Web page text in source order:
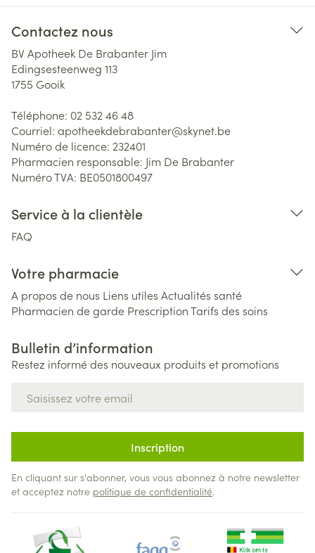
Contactez nous
BV Apotheek De Brabanter Jim
Edingsesteenweg 113
1755 Gooik
Téléphone: 02 532 46 48
Courriel: apotheekdebrabanter@skynet.be
Numéro de licence: 232401
Pharmacien responsable: Jim De Brabanter
Numéro TVA: BE0501800497
Service à la clientèle
FAQ
Votre pharmacie
A propos de nous Liens utiles Actualités santé
Pharmacien de garde PrescriptionTarifs des soins
Bulletin d’information
Restez informé des nouveaux produits et promotions
Inscription
En cliquant sur s'abonner, vous vous abonnez à notre newsletter
et acceptez notre politique de confidentialité.